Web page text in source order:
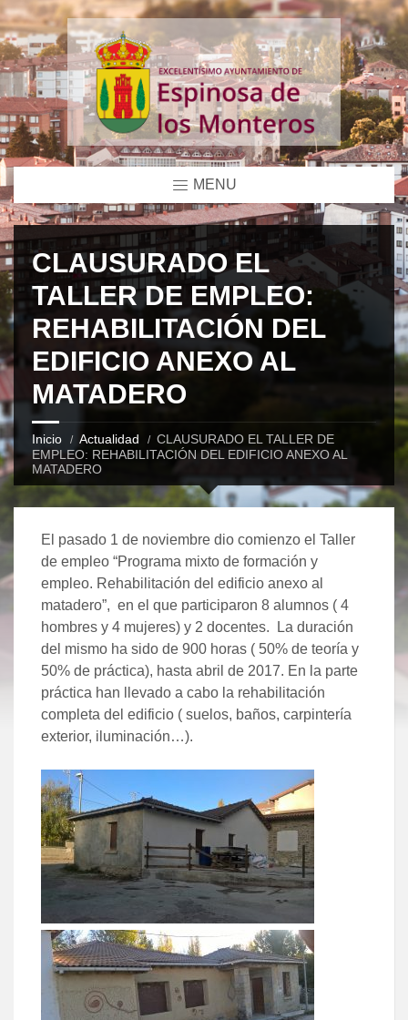
MENU
CLAUSURADO EL
TALLER DE EMPLEO:
REHABILITACIÓN DEL
EDIFICIO ANEXO AL
MATADERO
Inicio Actualidad
CLAUSURADO EL TALLER DE
EMPLEO: REHABILITACIÓN DEL EDIFICIO ANEXO AL
MATADERO
El pasado 1 de noviembre dio comienzo el Taller
de empleo “Programa mixto de formación y
empleo. Rehabilitación del edificio anexo al
matadero”, en el que participaron 8 alumnos ( 4
hombres y 4 mujeres) y 2 docentes. La duración
del mismo ha sido de 900 horas ( 50% de teoría y
50% de práctica), hasta abril de 2017. En la parte
práctica han llevado a cabo la rehabilitación
completa del edificio ( suelos, baños, carpintería
exterior, iluminación…).